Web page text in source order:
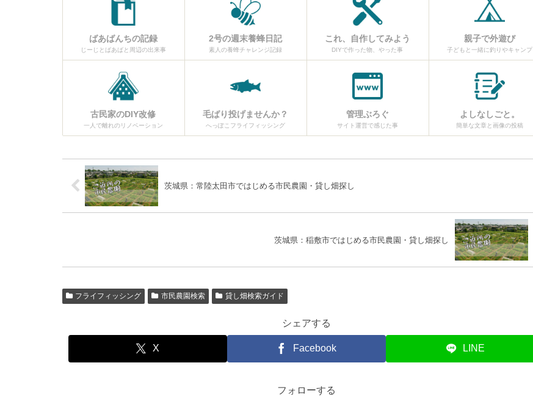
ばあばんちの記録
じーじとばあばと周辺の出来事
2号の週末養蜂日記
素人の養蜂チャレンジ記録
これ、自作してみよう
DIYで作った物、やった事
親子で外遊び
子どもと一緒に釣りやキャンプ
古民家のDIY改修
一人で離れのリノベーション
毛ばり投げませんか？
へっぽこフライフィッシング
管理ぶろぐ
サイト運営で感じた事
よしなしごと。
簡単な文章と画像の投稿
茨城県：常陸太田市ではじめる市民農園・貸し畑探し
茨城県：稲敷市ではじめる市民農園・貸し畑探し
フライフィッシング 市民農園検索 貸し畑検索ガイド
シェアする
X Facebook LINE
フォローする